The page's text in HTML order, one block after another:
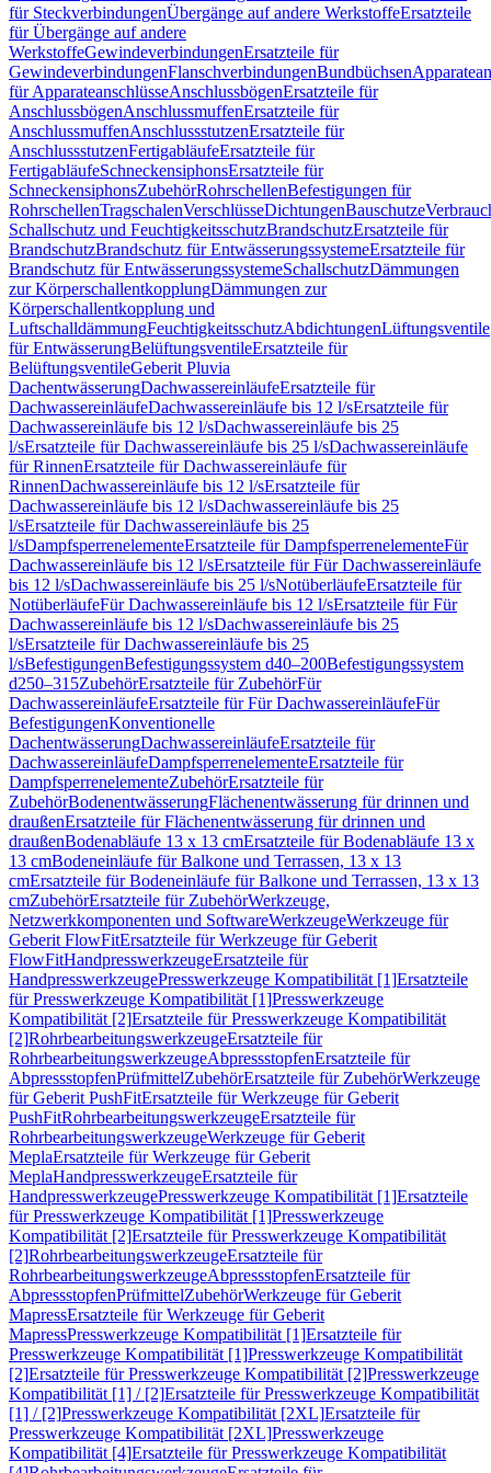
für SteckverbindungenÜbergänge auf andere WerkstoffeErsatzteile
für Übergänge auf andere
WerkstoffeGewindeverbindungenErsatzteile für
GewindeverbindungenFlanschverbindungenBundbüchsen
für ApparateanschlüsseAnschlussbögenErsatzteile für
AnschlussbögenAnschlussmuffenErsatzteile für
AnschlussmuffenAnschlussstutzenErsatzteile für
AnschlussstutzenFertigabläufeErsatzteile für
FertigabläufeSchneckensiphonsErsatzteile für
SchneckensiphonsZubehörRohrschellenBefestigungen für
RohrschellenTragschalenVerschlüsseDichtungenBauschutze
Schallschutz und FeuchtigkeitsschutzBrandschutzErsatzteile für
BrandschutzBrandschutz für EntwässerungssystemeErsatzteile für
Brandschutz für EntwässerungssystemeSchallschutzDämmungen
zur KörperschallentkopplungDämmungen zur
Körperschallentkopplung und
LuftschalldämmungFeuchtigkeitsschutzAbdichtungenLüftungsventile
für EntwässerungBelüftungsventileErsatzteile für
BelüftungsventileGeberit Pluvia
DachentwässerungDachwassereinläufeErsatzteile für
DachwassereinläufeDachwassereinläufe bis 12 l/sErsatzteile für
Dachwassereinläufe bis 12 l/sDachwassereinläufe bis 25
l/sErsatzteile für Dachwassereinläufe bis 25 l/sDachwassereinläufe
für RinnenErsatzteile für Dachwassereinläufe für
RinnenDachwassereinläufe bis 12 l/sErsatzteile für
Dachwassereinläufe bis 12 l/sDachwassereinläufe bis 25
l/sErsatzteile für Dachwassereinläufe bis 25
l/sDampfsperrenelementeErsatzteile für DampfsperrenelementeFür
Dachwassereinläufe bis 12 l/sErsatzteile für Für Dachwassereinläufe
bis 12 l/sDachwassereinläufe bis 25 l/sNotüberläufeErsatzteile für
NotüberläufeFür Dachwassereinläufe bis 12 l/sErsatzteile für Für
Dachwassereinläufe bis 12 l/sDachwassereinläufe bis 25
l/sErsatzteile für Dachwassereinläufe bis 25
l/sBefestigungenBefestigungssystem d40–200Befestigungssystem
d250–315ZubehörErsatzteile für ZubehörFür
DachwassereinläufeErsatzteile für Für DachwassereinläufeFür
BefestigungenKonventionelle
DachentwässerungDachwassereinläufeErsatzteile für
DachwassereinläufeDampfsperrenelementeErsatzteile für
DampfsperrenelementeZubehörErsatzteile für
ZubehörBodenentwässerungFlächenentwässerung für drinnen und
draußenErsatzteile für Flächenentwässerung für drinnen und
draußenBodenabläufe 13 x 13 cmErsatzteile für Bodenabläufe 13 x
13 cmBodeneinläufe für Balkone und Terrassen, 13 x 13
cmErsatzteile für Bodeneinläufe für Balkone und Terrassen, 13 x 13
cmZubehörErsatzteile für ZubehörWerkzeuge,
Netzwerkkomponenten und SoftwareWerkzeugeWerkzeuge für
Geberit FlowFitErsatzteile für Werkzeuge für Geberit
FlowFitHandpresswerkzeugeErsatzteile für
HandpresswerkzeugePresswerkzeuge Kompatibilität [1]Ersatzteile
für Presswerkzeuge Kompatibilität [1]Presswerkzeuge
Kompatibilität [2]Ersatzteile für Presswerkzeuge Kompatibilität
[2]RohrbearbeitungswerkzeugeErsatzteile für
RohrbearbeitungswerkzeugeAbpressstopfenErsatzteile für
AbpressstopfenPrüfmittelZubehörErsatzteile für ZubehörWerkzeuge
für Geberit PushFitErsatzteile für Werkzeuge für Geberit
PushFitRohrbearbeitungswerkzeugeErsatzteile für
RohrbearbeitungswerkzeugeWerkzeuge für Geberit
MeplaErsatzteile für Werkzeuge für Geberit
MeplaHandpresswerkzeugeErsatzteile für
HandpresswerkzeugePresswerkzeuge Kompatibilität [1]Ersatzteile
für Presswerkzeuge Kompatibilität [1]Presswerkzeuge
Kompatibilität [2]Ersatzteile für Presswerkzeuge Kompatibilität
[2]RohrbearbeitungswerkzeugeErsatzteile für
RohrbearbeitungswerkzeugeAbpressstopfenErsatzteile für
AbpressstopfenPrüfmittelZubehörWerkzeuge für Geberit
MapressErsatzteile für Werkzeuge für Geberit
MapressPresswerkzeuge Kompatibilität [1]Ersatzteile für
Presswerkzeuge Kompatibilität [1]Presswerkzeuge Kompatibilität
[2]Ersatzteile für Presswerkzeuge Kompatibilität [2]Presswerkzeuge
Kompatibilität [1] / [2]Ersatzteile für Presswerkzeuge Kompatibilität
[1] / [2]Presswerkzeuge Kompatibilität [2XL]Ersatzteile für
Presswerkzeuge Kompatibilität [2XL]Presswerkzeuge
Kompatibilität [4]Ersatzteile für Presswerkzeuge Kompatibilität